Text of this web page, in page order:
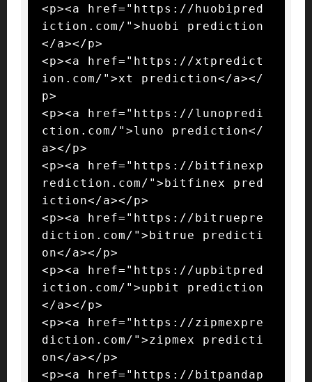
<p><a href="https://huobipred
iction.com/">huobi prediction
</a></p>
<p><a href="https://xtpredict
ion.com/">xt prediction</a></
p>
<p><a href="https://lunopredi
ction.com/">luno prediction</
a></p>
<p><a href="https://bitfinexp
rediction.com/">bitfinex pred
iction</a></p>
<p><a href="https://bitruepre
diction.com/">bitrue predicti
on</a></p>
<p><a href="https://upbitpred
iction.com/">upbit prediction
</a></p>
<p><a href="https://zipmexpre
diction.com/">zipmex predicti
on</a></p>
<p><a href="https://bitpandap